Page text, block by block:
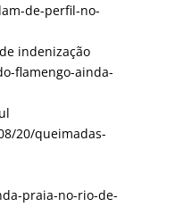
de-perfil-no-
indenização
flamengo-ainda-
20/queimadas-
praia-no-rio-de-